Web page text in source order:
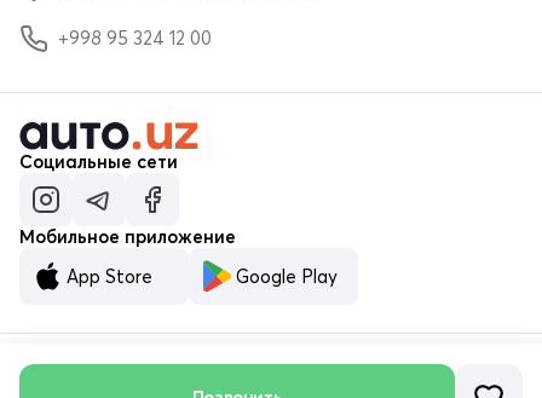
+998 95 324 12 00
Социальные сети
Мобильное приложение
App Store
Google Play